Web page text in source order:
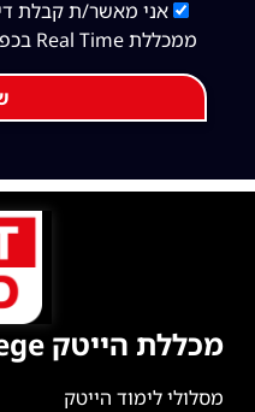
אני מאשר/ת קבלת
ממכללת Real Time בכפוף
מכללת הייטק RT College
מסלולי לימוד הייטק